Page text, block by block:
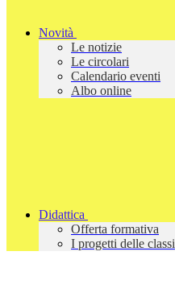
Novità
Le notizie
Le circolari
Calendario eventi
Albo online
Didattica
Offerta formativa
I progetti delle classi